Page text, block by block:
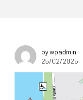
by wpadmin
25/02/2025